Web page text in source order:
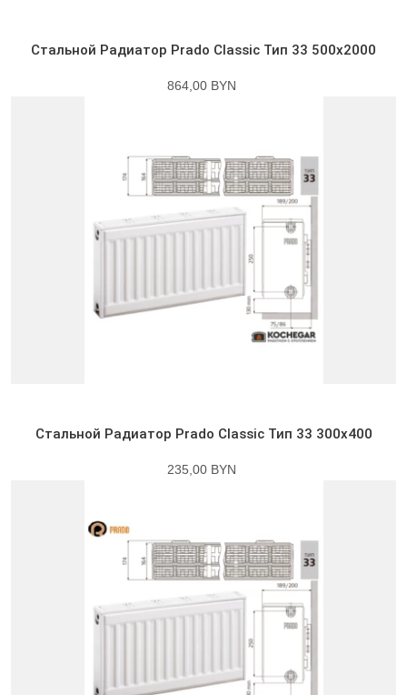
Стальной Радиатор Prado Classic Тип 33 500x2000
864,00 BYN
Стальной Радиатор Prado Classic Тип 33 300x400
235,00 BYN